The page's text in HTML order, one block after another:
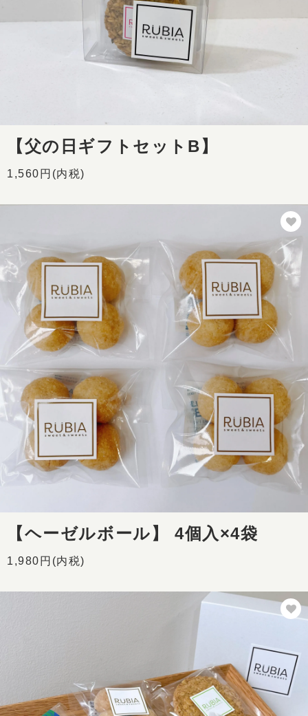
【父の日ギフトセットB】
1,560円(内税)
【ヘーゼルボール】 4個入×4袋
1,980円(内税)